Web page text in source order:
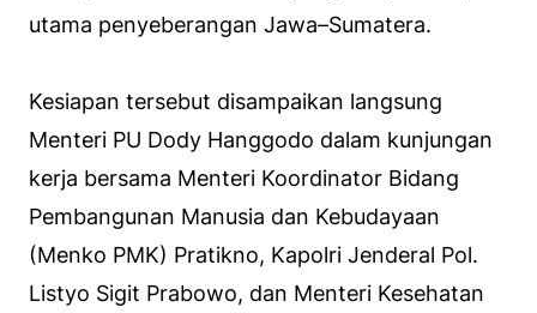
utama penyeberangan Jawa–Sumatera.
Kesiapan tersebut disampaikan langsung
Menteri PU Dody Hanggodo dalam kunjungan
kerja bersama Menteri Koordinator Bidang
Pembangunan Manusia dan Kebudayaan
(Menko PMK) Pratikno, Kapolri Jenderal Pol.
Listyo Sigit Prabowo, dan Menteri Kesehatan